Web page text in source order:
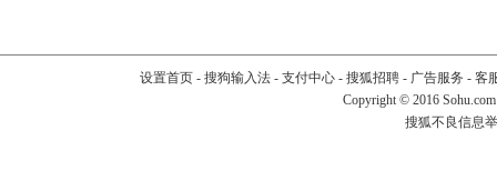
设置首页- 搜狗输入法- 支付中心- 搜狐招聘- 广告服务 - 客
Copyright © 2016
搜狐不良信息